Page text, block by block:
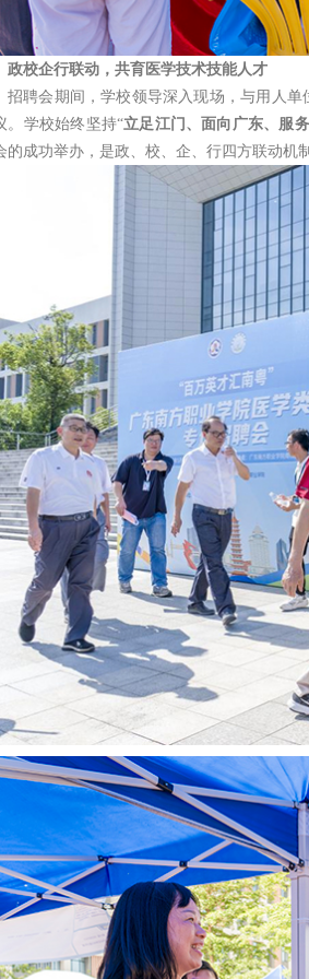
政校企行联动，共育医学技术技能人才
招聘会期间，学校领导深入现场，与用人
。学校始终坚持“立足江门、面向广东、服
的成功举办，是政、校、企、行四方联动机